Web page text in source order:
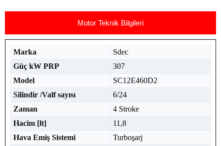
Motor Teknik Bilgileri
Marka
Sdec
Güç kW PRP
307
Model
SC12E460D2
Silindir /Valf sayısı
6/24
Zaman
4 Stroke
Hacim [lt]
11,8
Hava Emiş Sistemi
Turboşarj